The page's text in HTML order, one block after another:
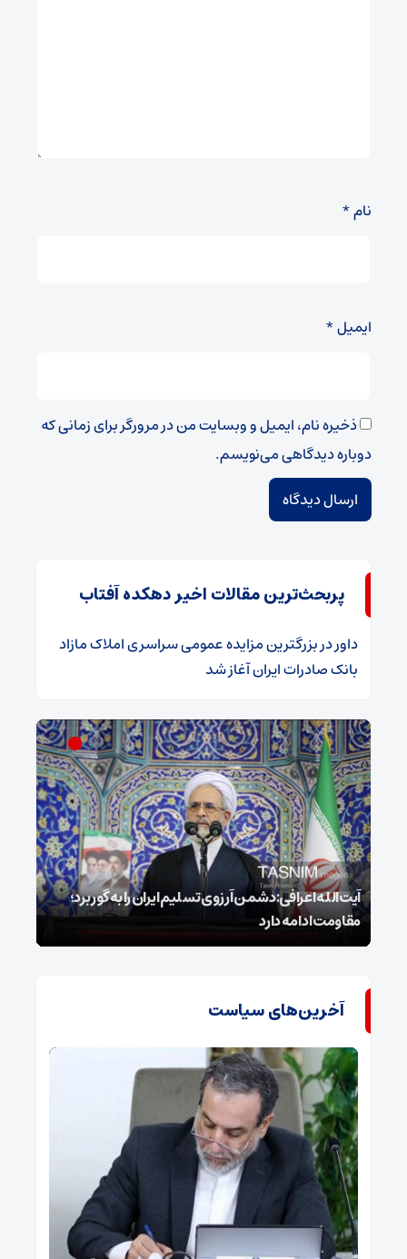
نام*
ایمیل*
ذخیره نام، ایمیل و وبسایت من در مرورگر برای زمانی که
دوباره دیدگاهی می‌نویسم.
پربحث‌ترین مقالات اخیر دهکده آفتاب
داوردر​بزرگترین مزایده عمومی سراسری املاک مازاد
بانک صادرات ایران آغاز شد
آیت‌الله اعرافی:دشمن آرزوی تسلیم ایران را به گور برد؛
مقاومت ادامه دارد
آخرین‌های سیاست